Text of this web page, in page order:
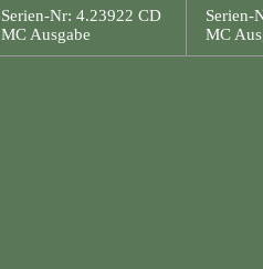
Serien-Nr: 4.23922 CD
MC Ausgabe
Serien-
MC